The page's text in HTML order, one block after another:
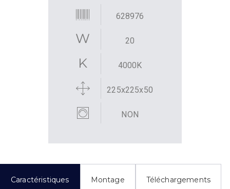
628976
20
4000K
225x225x50
NON
Caractéristiques Montage Téléchargements